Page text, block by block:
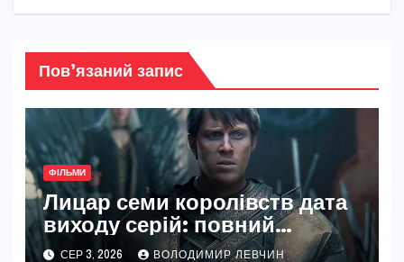
Пов’язаний запис
ФІЛЬМИ
Лицар семи королівств дата
виходу серій: повний
розклад і деталі
СЕР 3, 2026 ВОЛОДИМИР ЛЕВЧИН